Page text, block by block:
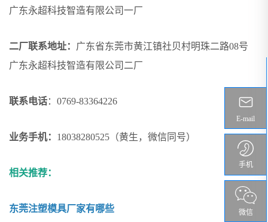
广东永超科技智造有限公司一厂
二厂联系地址： 广东省东莞市黄江镇社贝村明珠二路08号
广东永超科技智造有限公司二厂
联系电话：0769-83364226
业务手机： 18038280525（黄生，微信同号）
相关推荐：
东莞注塑模具厂家有哪些
E-mail
手机
微信